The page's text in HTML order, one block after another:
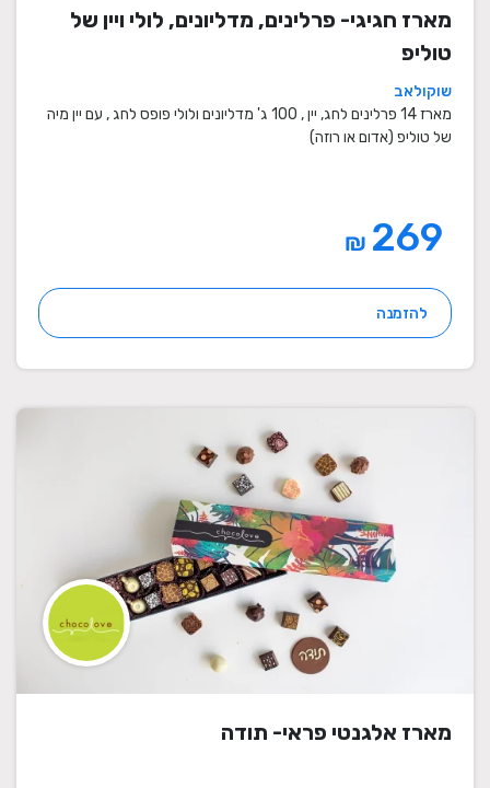
מארז חגיגי- פרלינים, מדליונים, לולי ויין של
טוליפ
שוקולאב
מארז 14 פרלינים לחג, יין , 100 ג' מדליונים ולולי פופס לחג , עם יין מיה
של טוליפ (אדום או רוזה)
₪
להזמנה
מארז אלגנטי פראי- תודה